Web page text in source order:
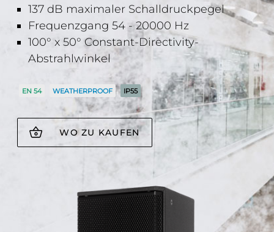
137 dB maximaler Schalldruckpegel
Frequenzgang 54 - 20000 Hz
100° x 50° Constant-Directivity-
Abstrahlwinkel
EN 54 WEATHERPROOF IP55
WO ZU KAUFEN